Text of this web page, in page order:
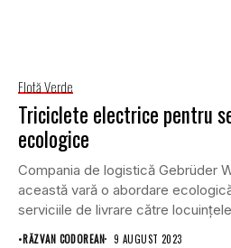
Flotă Verde
Triciclete electrice pentru
ecologice
Compania de logistică Gebrüder
această vară o abordare
serviciile de livrare către
•RĂZVAN CODOREAN 9 AUGUST 2023